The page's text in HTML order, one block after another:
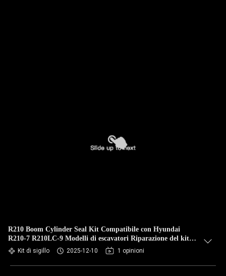
R210 Boom Cylinder Seal Kit Compatibile con Hyundai
R210-7 R210LC-9 Modelli di escavatori Riparazione del kit di
sigillo Parti
Kit di sigillo 2025-12-10 1 opinioni